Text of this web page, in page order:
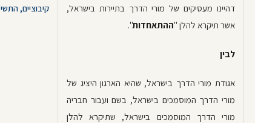
דהיינו מעסיקים של מורי הדרך בתיירות בישראל,
אשר תיקרא להלן "ההתאחדות".
לבין
אגודת מורי הדרך בישראל, שהיא הארגון היציג של
מורי הדרך המוסמכים בישראל, בשם ועבור חבריה
מורי הדרך המוסמכים בישראל, שתיקרא להלן
קיבוציים, התשי"ז